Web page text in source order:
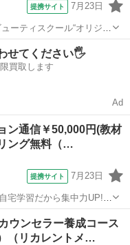
提携サイト 7月23日
な技術
せてください🖐️
買取します
Ad
ン通信￥50,000円(教材
ング無料（…
提携サイト 7月23日
宅学習だから集中力UP!
ョンの技術が身に付く今
しょう。 【授業内
ウンセラー養成コース
（リカレントメ…